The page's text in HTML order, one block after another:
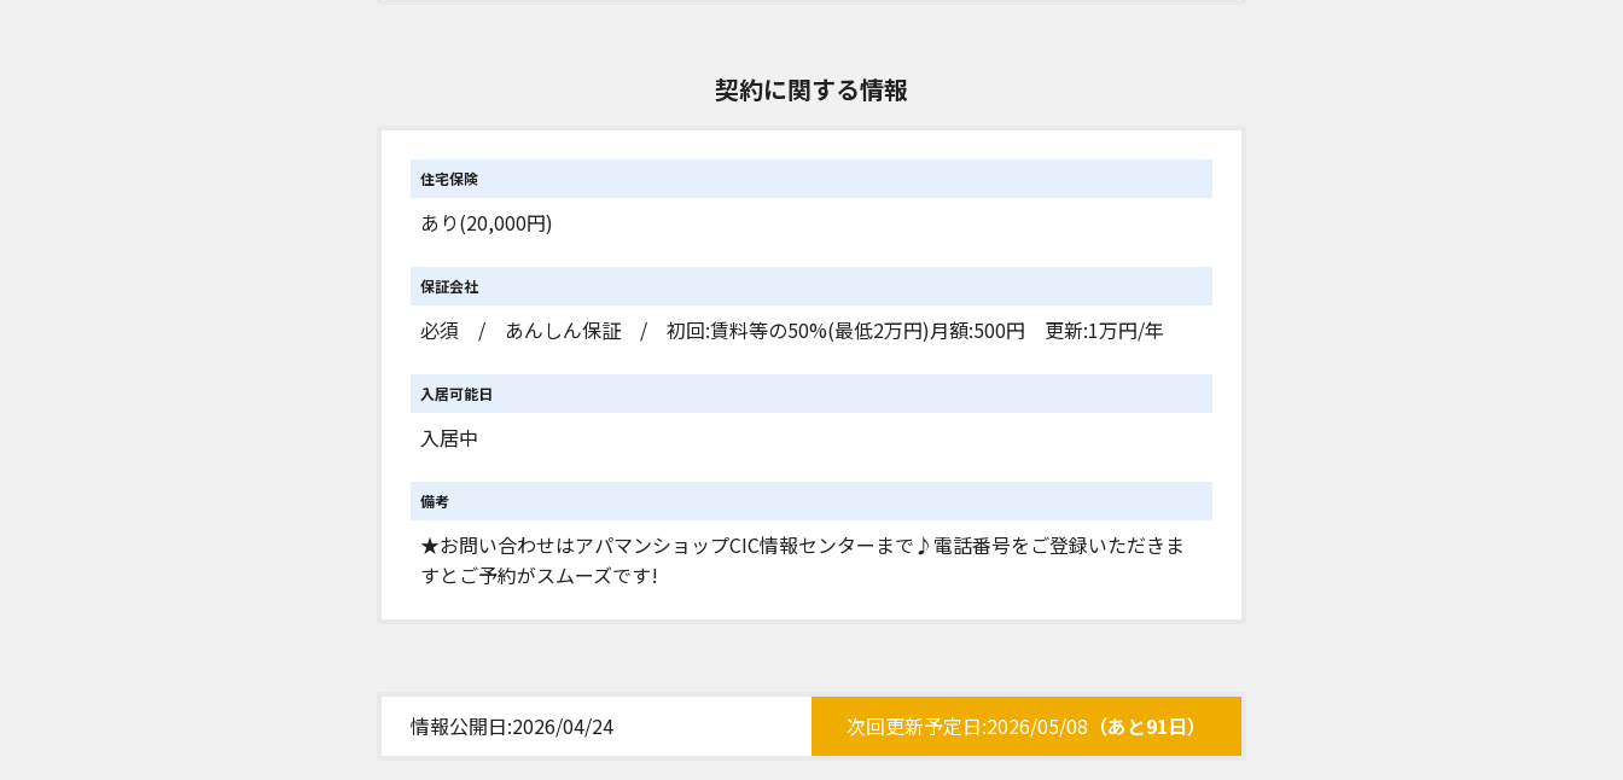
契約に関する情報
住宅保険
あり(20,000円)
保証会社
必須 / あんしん保証 / 初回:賃料等の50%(最低2万円)月額:500円 更新:1万円/年
入居可能日
入居中
備考
★お問い合わせはアパマンショップCIC情報センターまで♪電話番号をご登録いただきま
すとご予約がスムーズです!
情報公開日:2026/04/24 次回更新予定日:2026/05/08 （あと91日）